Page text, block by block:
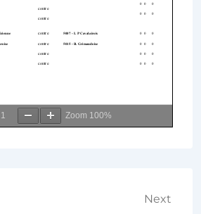
1 Zoom 100%
Next